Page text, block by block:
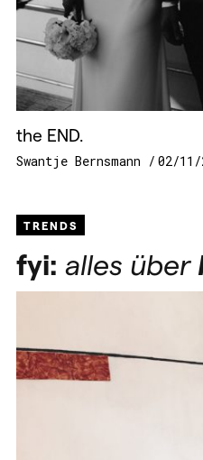
the END.
Swantje Bernsmann 02/11/
TRENDS
fyi: alles über